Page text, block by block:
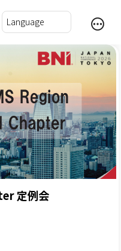
定例会